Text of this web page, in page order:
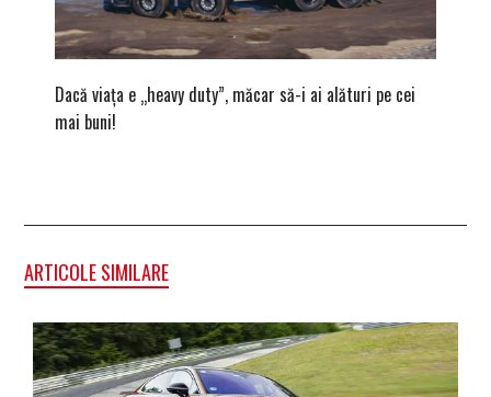
Dacă viața e „heavy duty”, măcar să-i ai alături pe cei
mai buni!
ARTICOLE SIMILARE